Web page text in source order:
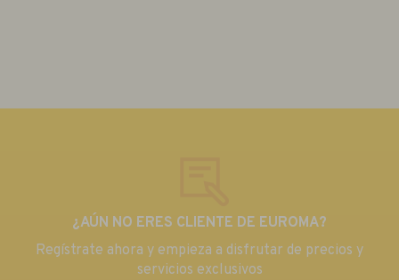
¿AÚN NO ERES CLIENTE DE EUROMA?
Regístrate ahora y empieza a disfrutar de precios y
servicios exclusivos